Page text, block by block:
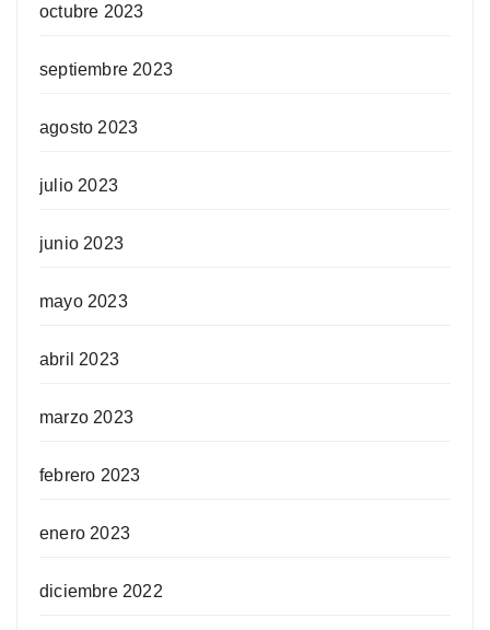
octubre 2023
septiembre 2023
agosto 2023
julio 2023
junio 2023
mayo 2023
abril 2023
marzo 2023
febrero 2023
enero 2023
diciembre 2022